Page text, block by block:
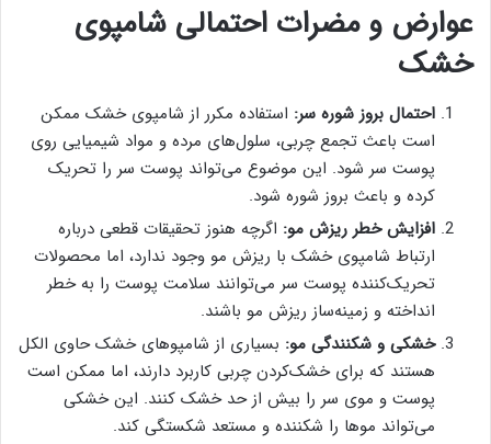
عوارض و مضرات احتمالی شامپوی
خشک
احتمال بروز شوره سر: استفاده مکرر از شامپوی خشک ممکن
است باعث تجمع چربی، سلول‌های مرده و مواد شیمیایی روی
پوست سر شود. این موضوع می‌تواند پوست سر را تحریک
کرده و باعث بروز شوره شود.
افزایش خطر ریزش مو: اگرچه هنوز تحقیقات قطعی درباره
ارتباط شامپوی خشک با ریزش مو وجود ندارد، اما محصولات
تحریک‌کننده پوست سر می‌توانند سلامت پوست را به خطر
انداخته و زمینه‌ساز ریزش مو باشند.
خشکی و شکنندگی مو: بسیاری از شامپوهای خشک حاوی الکل
هستند که برای خشک‌کردن چربی کاربرد دارند، اما ممکن است
پوست و موی سر را بیش از حد خشک کنند. این خشکی
می‌تواند موها را شکننده و مستعد شکستگی کند.